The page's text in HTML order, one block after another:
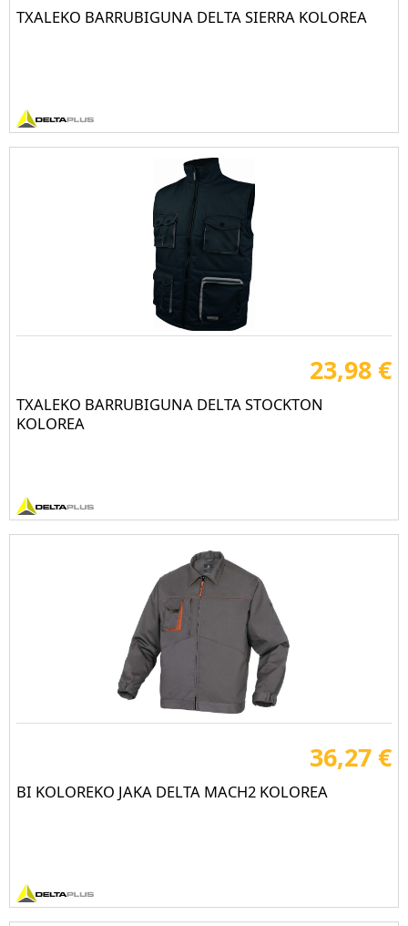
TXALEKO BARRUBIGUNA DELTA SIERRA KOLOREA
23,98 €
TXALEKO BARRUBIGUNA DELTA STOCKTON
KOLOREA
36,27 €
BI KOLOREKO JAKA DELTA MACH2 KOLOREA